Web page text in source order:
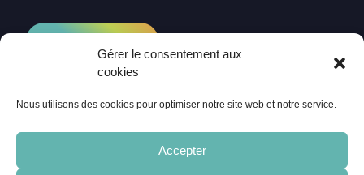
Gérer le consentement aux
cookies
Nous utilisons des cookies pour optimiser notre site web et notre service.
Accepter